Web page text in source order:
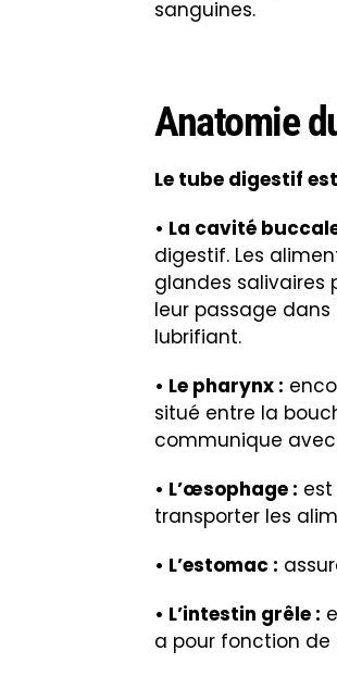
sanguines.
Anatomie
Le tube digestif
• La cavité
digestif. Les
glandes salivaires
leur passage
lubrifiant.
• Le pharynx :
situé entre la
communique avec
• L’œsophage :
transporter les
• L’estomac :
• L’intestin grêle :
a pour fonction de